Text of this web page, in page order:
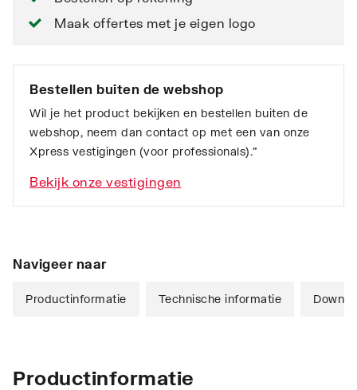
Maak offertes met je eigen logo
Bestellen buiten de webshop
Wil je het product bekijken en bestellen buiten de
webshop, neem dan contact op met een van onze
Xpress vestigingen (voor professionals).”
Bekijk onze vestigingen
Navigeer naar
Productinformatie Technische informatie
Productinformatie